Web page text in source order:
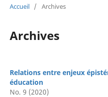
Accueil / Archives
Archives
Relations entre enjeux
éducation
No. 9 (2020)